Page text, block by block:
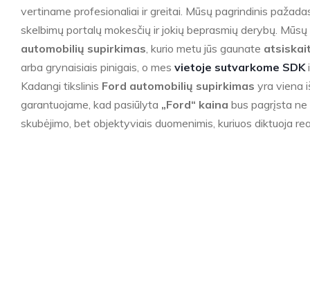
vertiname profesionaliai ir greitai. Mūsų pagrindinis
skelbimų portalų mokesčių ir jokių beprasmių derybų.
automobilių supirkimas, kurio metu jūs gaunate
arba grynaisiais pinigais, o mes vietoje sutvarkome SDK
Kadangi tikslinis Ford automobilių supirkimas yra viena
garantuojame, kad pasiūlyta „Ford“ kaina bus pagrįsta
skubėjimo, bet objektyviais duomenimis, kuriuos diktuoja